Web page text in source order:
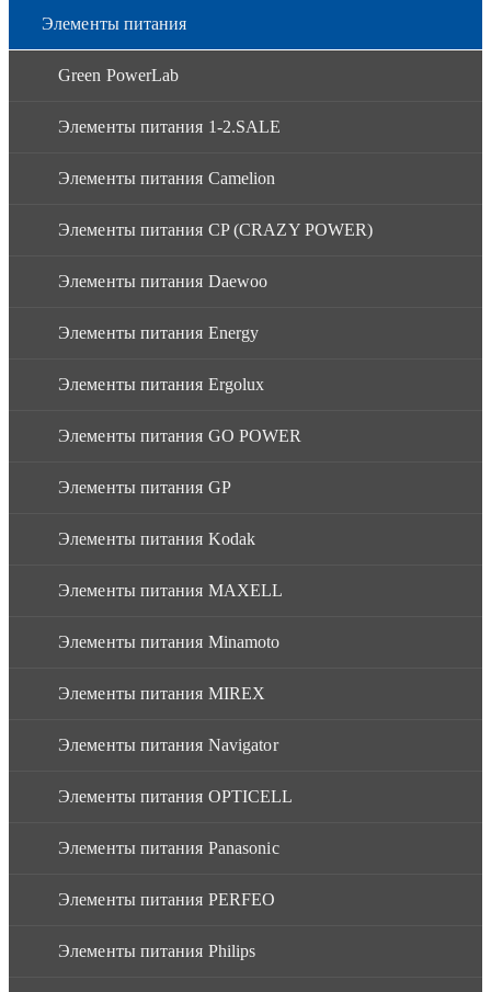
Элементы питания
Green PowerLab
Элементы питания 1-2.SALE
Элементы питания Camelion
Элементы питания CP (CRAZY POWER)
Элементы питания Daewoo
Элементы питания Energy
Элементы питания Ergolux
Элементы питания GO POWER
Элементы питания GP
Элементы питания Kodak
Элементы питания MAXELL
Элементы питания Minamoto
Элементы питания MIREX
Элементы питания Navigator
Элементы питания OPTICELL
Элементы питания Panasonic
Элементы питания PERFEO
Элементы питания Philips